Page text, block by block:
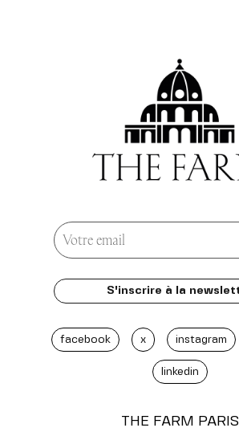
facebook x instagram
linkedin
THE FARM
PARIS